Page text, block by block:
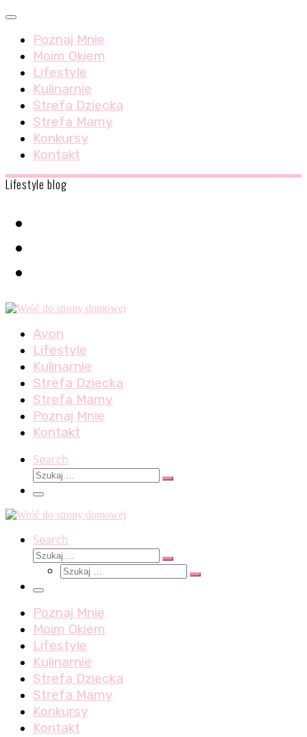
Skip
content
Menu
Poznaj Mnie
Moim Okiem
Lifestyle
Kulinarnie
Strefa Dziecka
Strefa Mamy
Konkursy
Kontakt
Lifestyle blog
Avon
Lifestyle
Kulinarnie
Strefa Dziecka
Strefa Mamy
Poznaj Mnie
Kontakt
Search
Szukaj
Szukaj
Menu
Search
Szukaj
Szukaj
Szukaj
Szukaj
Menu
Poznaj Mnie
Moim Okiem
Lifestyle
Kulinarnie
Strefa Dziecka
Strefa Mamy
Konkursy
Kontakt